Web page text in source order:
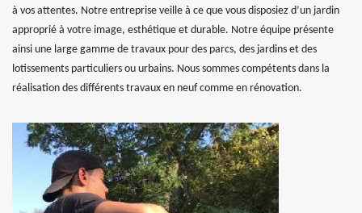
à vos attentes. Notre entreprise veille à ce que vous disposiez d’un jardin
approprié à votre image, esthétique et durable. Notre équipe présente
ainsi une large gamme de travaux pour des parcs, des jardins et des
lotissements particuliers ou urbains. Nous sommes compétents dans la
réalisation des différents travaux en neuf comme en rénovation.